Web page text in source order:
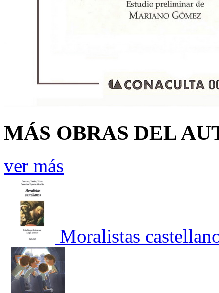
MÁS OBRAS DEL
ver más
Moralistas